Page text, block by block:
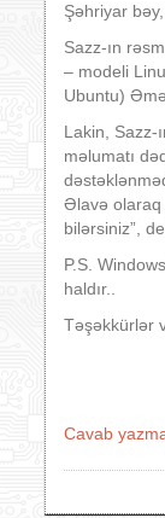
Şəhriyar bəy,
Sazz-ın
– modeli
Ubuntu)
Lakin, Sazz-
məlumatı
Əlavə olaraq
bilərsiniz”,
P.S.
haldır..
Təşəkkürlər
Cavab